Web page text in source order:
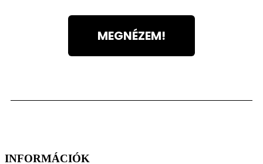
MEGNÉZEM!
INFORMÁCIÓK